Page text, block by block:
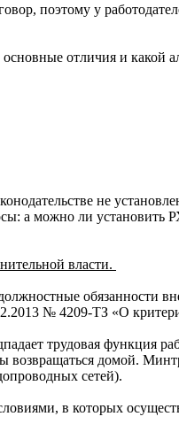
поэтому у
отличия и какой
не
а можно ли установить
власти.
обязанности
№ 4209-ТЗ «О
трудовая функция
возвращаться домой.
сетей).
в которых